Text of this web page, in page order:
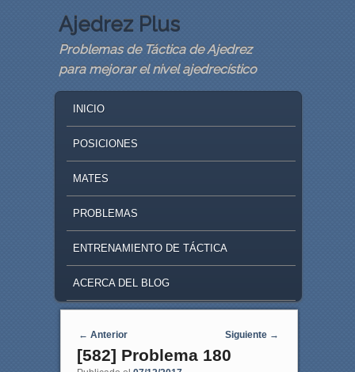
Ajedrez Plus
Problemas de Táctica de Ajedrez
para mejorar el nivel ajedrecístico
SKIP TO PRIMARY CONTENT
SKIP TO SECONDARY CONTENT
INICIO
POSICIONES
MATES
PROBLEMAS
ENTRENAMIENTO DE TÁCTICA
ACERCA DEL BLOG
Navegaci�n de entradas
← Anterior Siguiente →
[582] Problema 180